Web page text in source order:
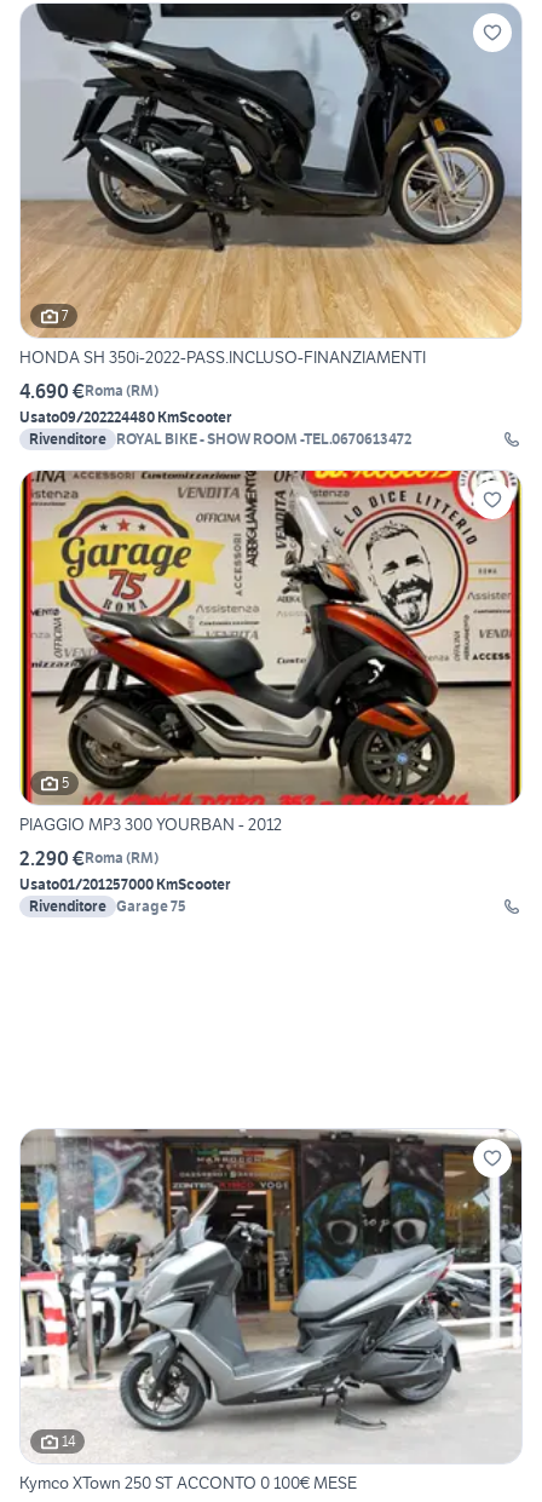
7
HONDA SH 350i-2022-PASS.INCLUSO-FINANZIAMENTI
4.690 €Roma (RM)
Usato09/202224480 KmScooter
Rivenditore ROYAL BIKE - SHOW ROOM -TEL.0670613472
5
PIAGGIO MP3 300 YOURBAN - 2012
2.290 €Roma (RM)
Usato01/201257000 KmScooter
Rivenditore Garage 75
14
Kymco XTown 250 ST ACCONTO 0 100€ MESE